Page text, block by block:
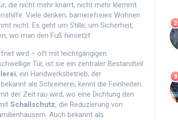
die nicht mehr knarrt, nicht mehr klemmt
Viele denken, barrierefreies Wohnen
nicht. Es geht um Stille, um Sicherheit,
wo man den Fuß hinsetzt.
wird – oft mit leichtgängigen
Tür, ist sie ein zentraler Bestandteil
, ein Handwerksbetrieb, der
als Schreinerei, kennt die Feinheiten:
der Zeit rau wird, wo eine Dichtung den
Schallschutz, die Reduzierung von
. Auch bekannt als
2
3